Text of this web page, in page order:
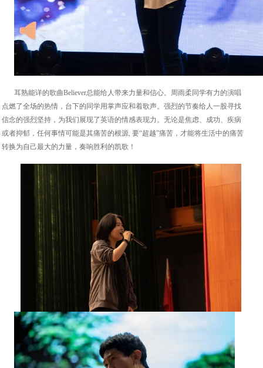
耳熟能详的歌曲Believer总能给人带来力量和信心。周雨柔同学有力的演唱
点燃了全场的热情，台下的同学用掌声应和着歌声。强烈的节奏给人一股寻找
信念的强烈坚持，为我们展现了英语的情感表现力。无论是焦虑、成功、疾病
或者抑郁，任何事情可能是其痛苦的根源, 要“超越”痛苦，才能将生活中的痛苦
转换为自己最大的力量，奏响胜利的凯歌！